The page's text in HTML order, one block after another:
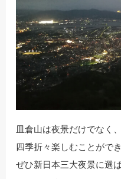
皿倉山は夜景だけでなく
四季折々楽しむことができ
ぜひ新日本三大夜景に選